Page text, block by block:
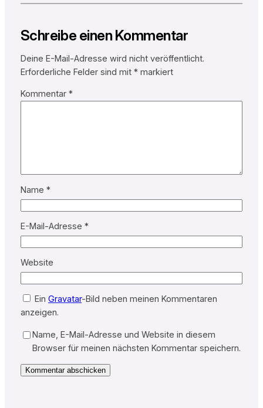
Schreibe einen Kommentar
Deine E-Mail-Adresse wird nicht veröffentlicht.
Erforderliche Felder sind mit *markiert
Kommentar *
Name *
E-Mail-Adresse *
Website
Ein Gravatar-Bild neben meinen Kommentaren
anzeigen.
Name, E-Mail-Adresse und Website in diesem
Browser für meinen nächsten Kommentar speichern.